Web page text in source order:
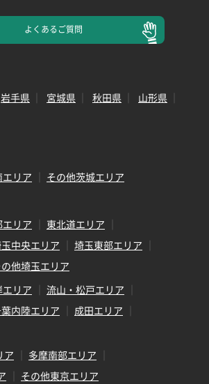
よくあるご質問
岩手県 宮城県 秋田県
山形県
リア
その他茨城エリア
リア
東北道エリア
中央エリア
埼玉東部エリア
他埼玉エリア
リア
流山・松戸エリア
内陸エリア
成田エリア
ア
多摩南部エリア
その他東京エリア